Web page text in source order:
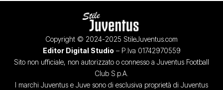
Copyright © 2024-2025 StileJuventus.com
Editor Digital Studio – P.Iva 01742970559
Sito non ufficiale, non autorizzato o connesso a Juventus Football
Club S.p.A.
I marchi Juventus e Juve sono di esclusiva proprietà di Juventus